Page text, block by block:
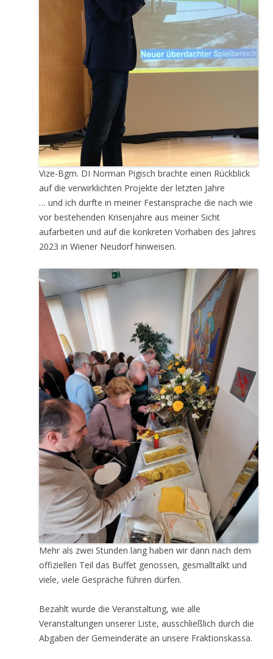
Vize-Bgm. DI Norman Pigisch brachte einen Rückblick
auf die verwirklichten Projekte der letzten Jahre
… und ich durfte in meiner Festansprache die nach wie
vor bestehenden Krisenjahre aus meiner Sicht
aufarbeiten und auf die konkreten Vorhaben des Jahres
2023 in Wiener Neudorf hinweisen.
Mehr als zwei Stunden lang haben wir dann nach dem
offiziellen Teil das Buffet genossen, gesmalltalkt und
viele, viele Gespräche führen dürfen.
Bezahlt wurde die Veranstaltung, wie alle
Veranstaltungen unserer Liste, ausschließlich durch die
Abgaben der Gemeinderäte an unsere Fraktionskassa.